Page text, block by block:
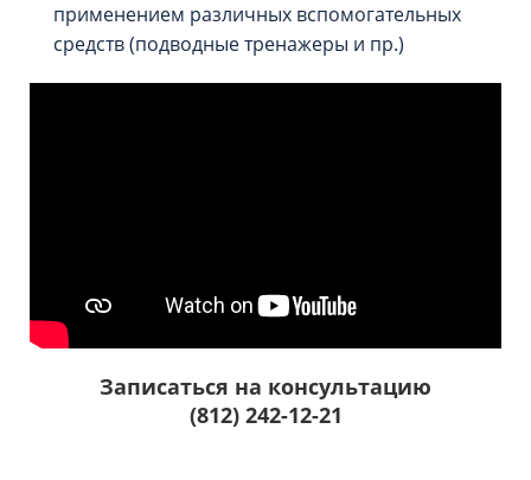
применением различных вспомогательных
средств (подводные тренажеры и пр.)
Записаться на консультацию
(812) 242-12-21